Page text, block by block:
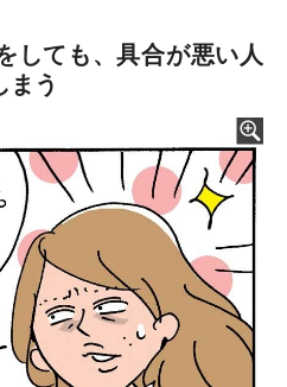
しても、具合が悪い人
まう